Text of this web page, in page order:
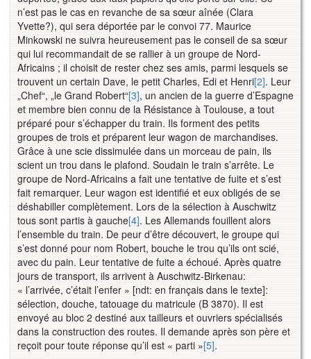
n’est pas le cas en revanche de sa sœur aînée (Clara
Yvette?), qui sera déportée par le convoi 77. Maurice
Minkowski ne suivra heureusement pas le conseil de sa sœur
qui lui recommandait de se rallier à un groupe de Nord-
Africains ; il choisit de rester chez ses amis, parmi lesquels se
trouvent un certain Dave, le petit Charles, Edi et Henri[2]. Leur
„Chef“, „le Grand Robert“[3], un ancien de la guerre d’Espagne
et membre bien connu de la Résistance à Toulouse, a tout
préparé pour s’échapper du train. Ils forment des petits
groupes de trois et préparent leur wagon de marchandises.
Grâce à une scie dissimulée dans un morceau de pain, ils
scient un trou dans le plafond. Soudain le train s’arrête. Le
groupe de Nord-Africains a fait une tentative de fuite et s’est
fait remarquer. Leur wagon est identifié et eux obligés de se
déshabiller complètement. Lors de la sélection à Auschwitz
tous sont partis à gauche[4]. Les Allemands fouillent alors
l’ensemble du train. De peur d’être découvert, le groupe qui
s’est donné pour nom Robert, bouche le trou qu’ils ont scié,
avec du pain. Leur tentative de fuite a échoué. Après quatre
jours de transport, ils arrivent à Auschwitz-Birkenau:
« l’arrivée, c’était l’enfer » [ndt: en français dans le texte]:
sélection, douche, tatouage du matricule (B 3870). Il est
envoyé au bloc 2 destiné aux tailleurs et ouvriers spécialisés
dans la construction des routes. Il demande après son père et
reçoit pour toute réponse qu’il est « parti »[5].